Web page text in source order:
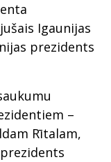
Igaunijas
prezidents
–
Rītalam,